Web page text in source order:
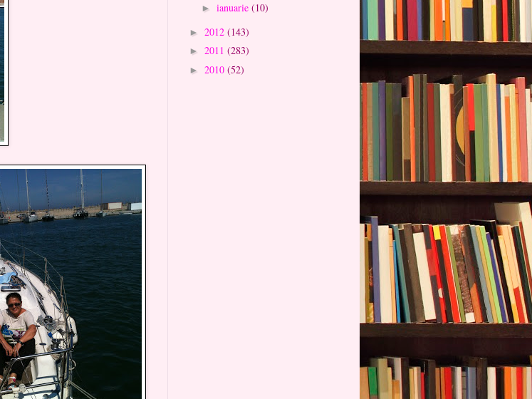
► ianuarie (10)
► 2012 (143)
► 2011 (283)
► 2010 (52)